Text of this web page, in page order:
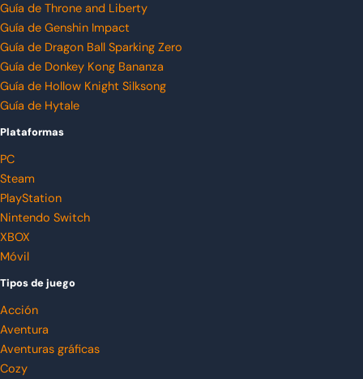
Guía de Throne and Liberty
Guía de Genshin Impact
Guía de Dragon Ball Sparking Zero
Guía de Donkey Kong Bananza
Guía de Hollow Knight Silksong
Guía de Hytale
Plataformas
PC
Steam
PlayStation
Nintendo Switch
XBOX
Móvil
Tipos de juego
Acción
Aventura
Aventuras gráficas
Cozy